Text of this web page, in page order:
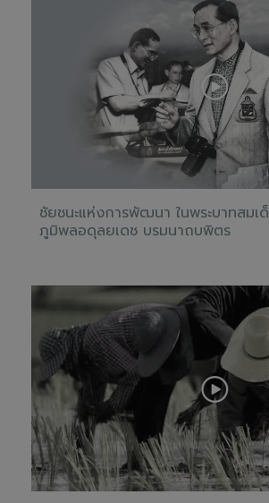
ชัยชนะแห่งการพัฒนา ในพระบาทสมเ
ภูมิพลอดุลยเดช บรมนาถบพิตร